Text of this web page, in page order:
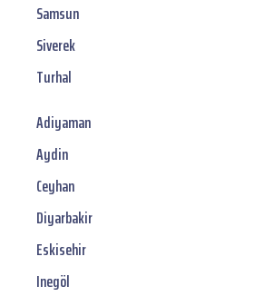
Samsun
Siverek
Turhal
Adiyaman
Aydin
Ceyhan
Diyarbakir
Eskisehir
Inegöl